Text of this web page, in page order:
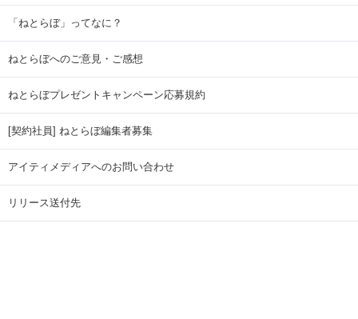
「ねとらぼ」ってなに？
ねとらぼへのご意見・ご感想
ねとらぼプレゼントキャンペーン応募規約
[契約社員] ねとらぼ編集者募集
アイティメディアへのお問い合わせ
リリース送付先